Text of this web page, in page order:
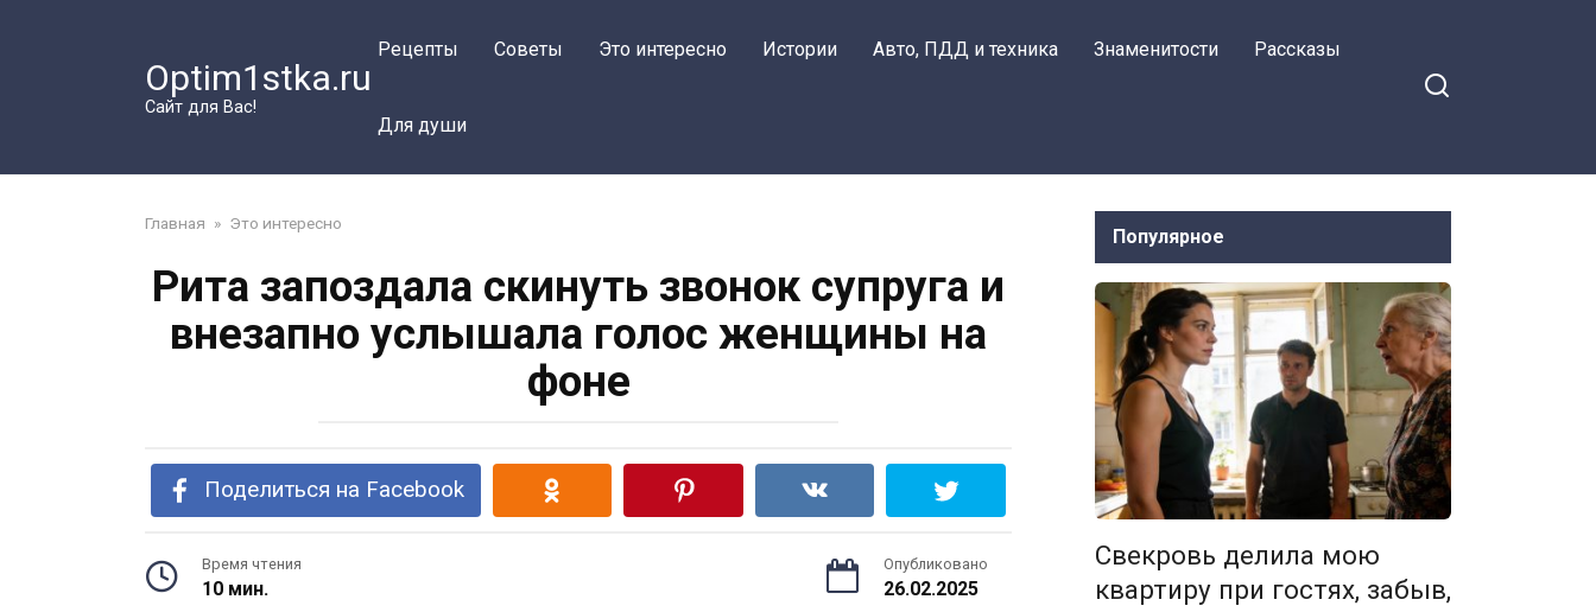
Optim1stka.ru
Сайт для Вас!
Рецепты Советы Это интересно Истории Авто, ПДД и техника Знаменитости Рассказы
Для души
Главная » Это интересно
Рита запоздала скинуть звонок супруга и
внезапно услышала голос женщины на
фоне
Поделиться на Facebook
Время чтения
10 мин.
Опубликовано
26.02.2025
Популярное
Свекровь делила мою
квартиру при гостях, забыв,